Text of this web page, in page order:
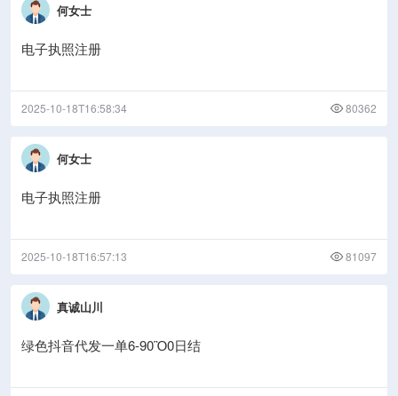
何女士
电子执照注册
2025-10-18T16:58:34 80362
何女士
电子执照注册
2025-10-18T16:57:13 81097
真诚山川
绿色抖音代发一单6-90Ὃ0日结